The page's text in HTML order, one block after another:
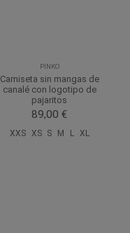
PINKO
Camiseta sin mangas de
canalé con logotipo de
pajaritos
89,00 €
XXS XS S M L XL